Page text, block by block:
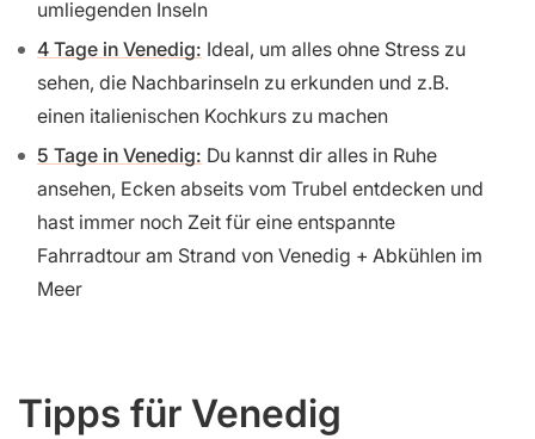
umliegenden Inseln
4 Tage in Venedig: Ideal, um alles ohne Stress zu
sehen, die Nachbarinseln zu erkunden und z.B.
einen italienischen Kochkurs zu machen
5 Tage in Venedig: Du kannst dir alles in Ruhe
ansehen, Ecken abseits vom Trubel entdecken und
hast immer noch Zeit für eine entspannte
Fahrradtour am Strand von Venedig + Abkühlen im
Meer
Tipps für Venedig